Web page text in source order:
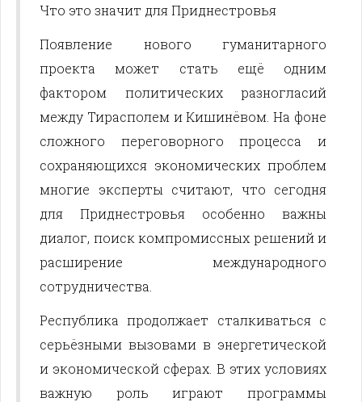
Что это значит для Приднестровья
Появление нового гуманитарного
проекта может стать ещё одним
фактором политических разногласий
между Тирасполем и Кишинёвом. На фоне
сложного переговорного процесса и
сохраняющихся экономических проблем
многие эксперты считают, что сегодня
для Приднестровья особенно важны
диалог, поиск компромиссных решений и
расширение международного
сотрудничества.
Республика продолжает сталкиваться с
серьёзными вызовами в энергетической
и экономической сферах. В этих условиях
важную роль играют программы